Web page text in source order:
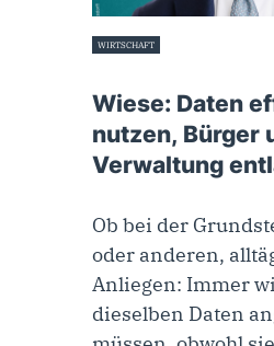
WIRTSCHAFT
Wiese: Daten
nutzen, Bürger
Verwaltung
Ob bei der
oder anderen,
Anliegen: Immer
dieselben Daten